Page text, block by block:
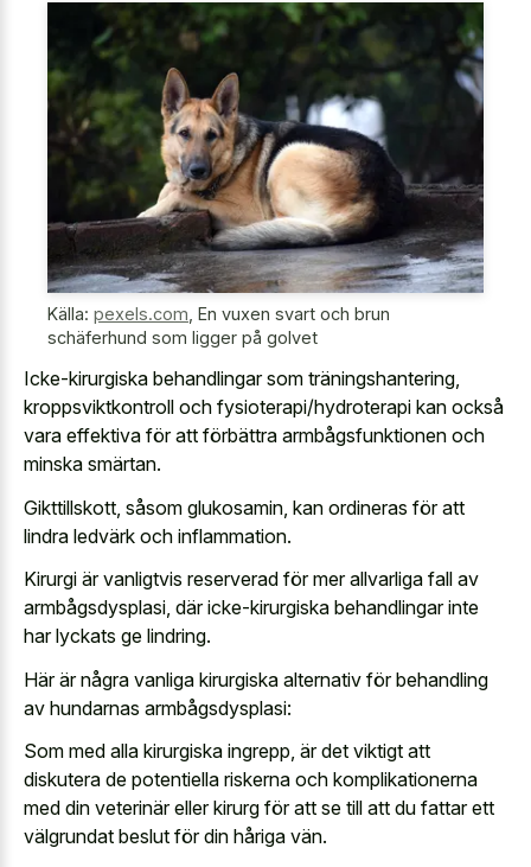
Källa: pexels.com En vuxen svart och brun
schäferhund som ligger på golvet
Icke-kirurgiska behandlingar som träningshantering,
kroppsviktkontroll och fysioterapi/hydroterapi kan också
vara effektiva för att förbättra armbågsfunktionen och
minska smärtan.
Gikttillskott, såsom glukosamin, kan ordineras för att
lindra ledvärk och inflammation.
Kirurgi är vanligtvis reserverad för mer allvarliga fall av
armbågsdysplasi, däricke-kirurgiska behandlingar inte
har lyckats ge lindring.
Här är några vanliga kirurgiska alternativ för behandling
av hundarnas armbågsdysplasi:
Som med alla kirurgiska ingrepp, är det viktigt att
diskutera de potentiella riskerna och komplikationerna
med din veterinär eller kirurg för att se till att du fattar ett
välgrundat beslut för din håriga vän.